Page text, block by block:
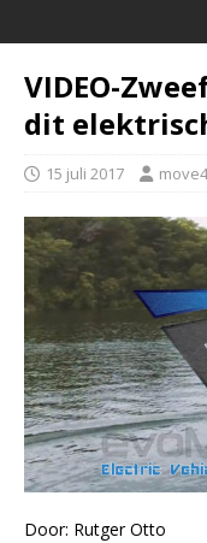
VIDEO-
dit
15 juli 2017
Door: Rutger Otto